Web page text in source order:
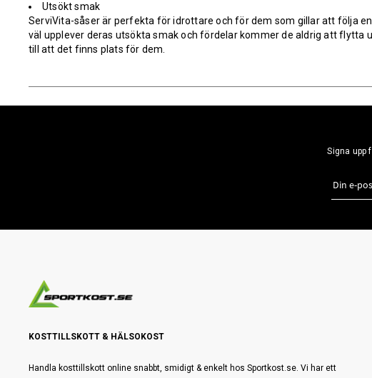
Utsökt smak
ServiVita-såser är perfekta för idrottare och för dem som gillar att följa
väl upplever deras utsökta smak och fördelar kommer de aldrig att flytta
till att det finns plats för dem.
Signa upp
KOSTTILLSKOTT & HÄLSOKOST
Handla kosttillskott online snabbt, smidigt & enkelt hos Sportkost.se. Vi har ett